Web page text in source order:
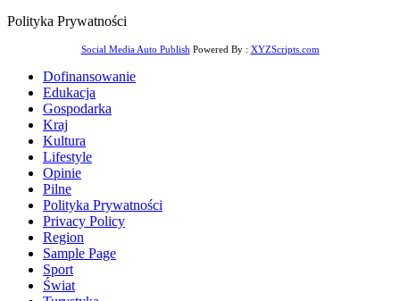
Polityka Prywatności
Social Media Auto Publish Powered By : XYZScripts.com
Dofinansowanie
Edukacja
Gospodarka
Kraj
Kultura
Lifestyle
Opinie
Pilne
Polityka Prywatności
Privacy Policy
Region
Sample Page
Sport
Świat